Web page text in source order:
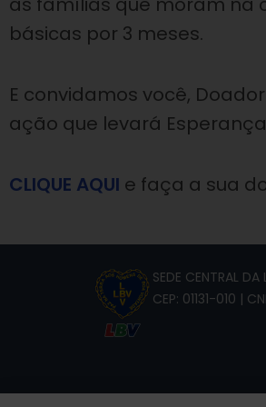
básicas por 3 meses.​
E convidamos você,
ação que levará
CLIQUE AQUI e faça a sua
SEDE CENTRAL
CEP: 01131-010 |